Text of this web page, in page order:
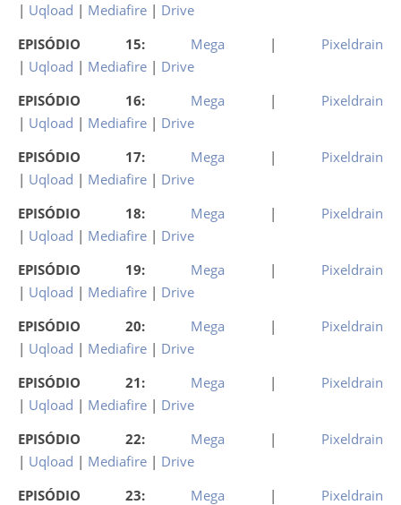
| Uqload | Mediafire | Drive
EPISÓDIO 15: Mega | Pixeldrain
| Uqload | Mediafire | Drive
EPISÓDIO 16: Mega | Pixeldrain
| Uqload | Mediafire | Drive
EPISÓDIO 17: Mega | Pixeldrain
| Uqload | Mediafire | Drive
EPISÓDIO 18: Mega | Pixeldrain
| Uqload | Mediafire | Drive
EPISÓDIO 19: Mega | Pixeldrain
| Uqload | Mediafire | Drive
EPISÓDIO 20: Mega | Pixeldrain
| Uqload | Mediafire | Drive
EPISÓDIO 21: Mega | Pixeldrain
| Uqload | Mediafire | Drive
EPISÓDIO 22: Mega | Pixeldrain
| Uqload | Mediafire | Drive
EPISÓDIO 23: Mega | Pixeldrain